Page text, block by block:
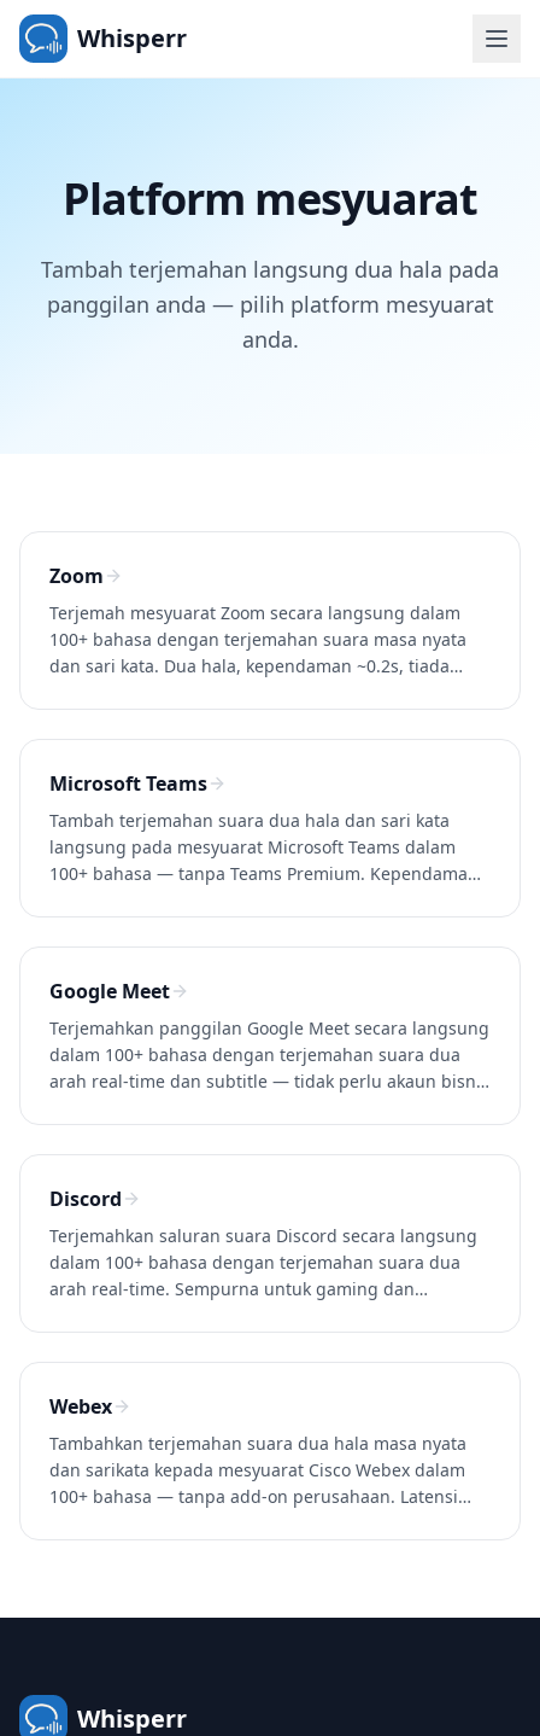
Whisperr
Platform mesyuarat
Tambah terjemahan langsung dua hala pada
panggilan anda — pilih platform mesyuarat
anda.
Zoom
Terjemah mesyuarat Zoom secara langsung dalam
100+ bahasa dengan terjemahan suara masa nyata
dan sari kata. Dua hala, kependaman ~0.2s, tiada
Microsoft Teams
Tambah terjemahan suara dua hala dan sari kata
langsung pada mesyuarat Microsoft Teams dalam
100+ bahasa — tanpa Teams Premium. Kependaman
Google Meet
Terjemahkan panggilan Google Meet secara langsung
dalam 100+ bahasa dengan terjemahan suara dua
arah real-time dan subtitle — tidak perlu akaun bisnis
Discord
Terjemahkan saluran suara Discord secara langsung
dalam 100+ bahasa dengan terjemahan suara dua
arah real-time. Sempurna untuk gaming dan
Webex
Tambahkan terjemahan suara dua hala masa nyata
dan sarikata kepada mesyuarat Cisco Webex dalam
100+ bahasa — tanpa add-on perusahaan. Latensi
Whisperr